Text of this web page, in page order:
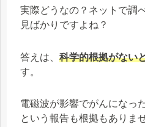
実際どうなの？ネットで調
見ばかりですよね？
答えは、 科学的根拠がない
す。
電磁波が影響でがんになっ
という報告も根拠もありま